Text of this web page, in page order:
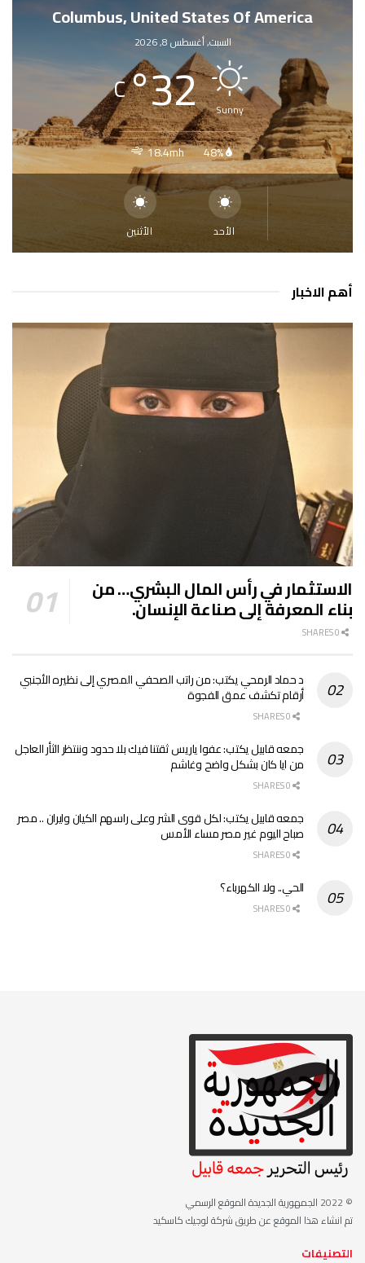
Columbus, United States Of America
السبت, أغسطس 8, 2026
Sunny
32
°
C
48%
18.4mh
الأحد الأثنين
أهم الاخبار
الاستثمار في رأس المال البشري… من
بناء المعرفة إلى صناعة الإنسان.
د حماد الرمحي يكتب: من راتب الصحفي المصري إلى نظيره الأجنبي
أرقام تكشف عمق الفجوة
جمعه قابيل يكتب: عفوا ياريس ثقتنا فيك بلا حدود وننتظر الثأر العاجل
من ايا كان بشكل واضح وغاشم
جمعه قابيل يكتب: لكل قوى الشر وعلى راسهم الكيان وايران .. مصر
صباح اليوم غير مصر مساء الأمس
الحي.. ولا الكهرباء؟
© 2022
الجمهورية الجديدة الموقع الرسمي
تم انشاء هذا الموقع عن طريق شركة لوجيك كاسكيد
التصنيفات